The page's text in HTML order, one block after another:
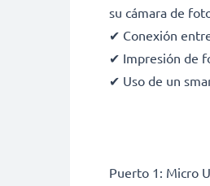
su cámara de
✔ Conexión
✔ Impresión de
✔ Uso de un
Puerto 1: Micro